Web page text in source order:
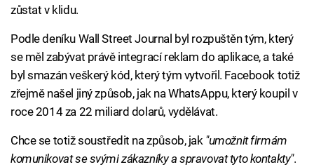
zůstat v klidu.
Podle deníku Wall Street Journal byl rozpuštěn tým, který
se měl zabývat právě integrací reklam do aplikace, a také
byl smazán veškerý kód, který tým vytvořil. Facebook totiž
zřejmě našel jiný způsob, jak na WhatsAppu, který koupil v
roce 2014 za 22 miliard dolarů, vydělávat.
Chce se totiž soustředit na způsob, jak "umožnit firmám
komunikovat se svými zákazníky a spravovat tyto kontakty".